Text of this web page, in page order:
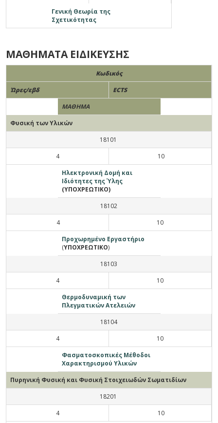
Γενική Θεωρία της
Σχετικότητας
ΜΑΘΗΜΑΤΑ ΕΙΔΙΚΕΥΣΗΣ
Κωδικός
Ώρες/εβδ
ECTS
ΜΑΘΗΜΑ
Φυσική των Υλικών
18101
4
10
Ηλεκτρονική Δομή και
Ιδιότητες της Ύλης
(ΥΠΟΧΡΕΩΤΙΚΟ)
18102
4
10
Προχωρημένο Εργαστήριο
(ΥΠΟΧΡΕΩΤΙΚΟ)
18103
4
10
Θερμοδυναμική των
Πλεγματικών Ατελειών
18104
4
10
Φασματοσκοπικές Μέθοδοι
Χαρακτηρισμού Υλικών
Πυρηνική Φυσική και Φυσική Στοιχειωδών Σωματιδίων
18201
4
10